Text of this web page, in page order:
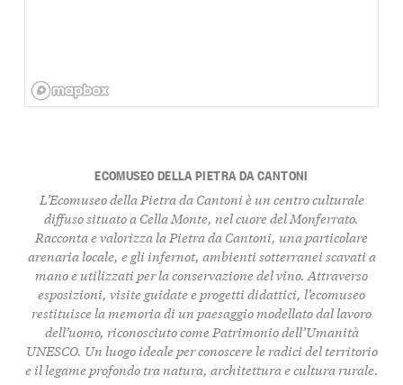
ECOMUSEO DELLA PIETRA DA CANTONI
L’Ecomuseo della Pietra da Cantoni è un centro culturale
diffuso situato a Cella Monte, nel cuore del Monferrato.
Racconta e valorizza la Pietra da Cantoni, una particolare
arenaria locale, e gli infernot, ambienti sotterranei scavati a
mano e utilizzati per la conservazione del vino. Attraverso
esposizioni, visite guidate e progetti didattici, l’ecomuseo
restituisce la memoria di un paesaggio modellato dal lavoro
dell’uomo, riconosciuto come Patrimonio dell’Umanità
UNESCO. Un luogo ideale per conoscere le radici del territorio
e il legame profondo tra natura, architettura e cultura rurale.